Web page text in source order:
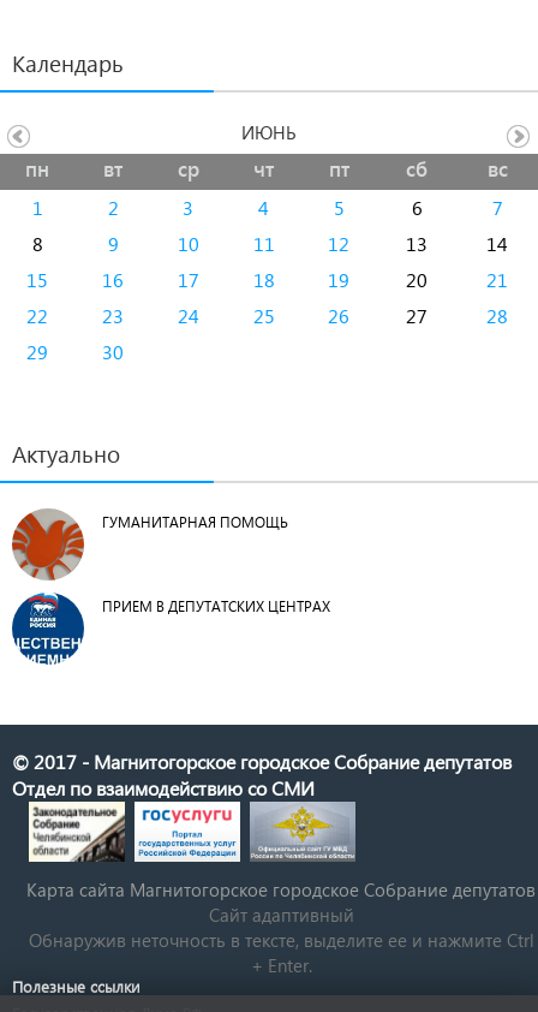
Календарь
пн вт ср чт пт сб вс
1 2 3 4 5 6
7
8
9 10 11 12 13
14
15
16 17 18 19 20
21
22
23 24 25 26 27
28
29
30
ИЮНЬ
Актуально
ГУМАНИТАРНАЯ ПОМОЩЬ
ПРИЕМ В ДЕПУТАТСКИХ ЦЕНТРАХ
© 2017 - Магнитогорское городское Собрание депутатов
Отдел по взаимодействию со СМИ
Карта сайта Магнитогорское городское Cобрание депутатов
Сайт адаптивный
Обнаружив неточность в тексте, выделите ее и нажмите Ctrl
+ Enter.
Полезные ссылки